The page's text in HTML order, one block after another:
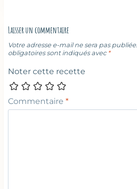
Laisser un commentaire
Votre adresse e-mail ne sera pas publiée.
obligatoires sont indiqués avec *
Noter cette recette
Commentaire *